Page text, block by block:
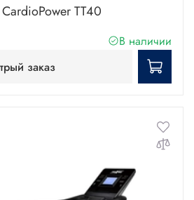
TT40
В наличии
заказ